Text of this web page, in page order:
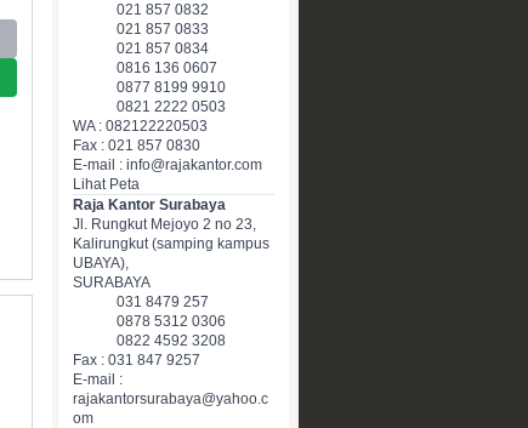
021 857 0832
021 857 0833
021 857 0834
0816 136 0607
0877 8199 9910
0821 2222 0503
WA : 082122220503
Fax : 021 857 0830
E-mail : info@rajakantor.com
Lihat Peta
Raja Kantor Surabaya
Jl. Rungkut Mejoyo 2 no 23,
Kalirungkut (samping kampus
UBAYA),
SURABAYA
031 8479 257
0878 5312 0306
0822 4592 3208
Fax : 031 847 9257
E-mail :
rajakantorsurabaya@yahoo.c
om